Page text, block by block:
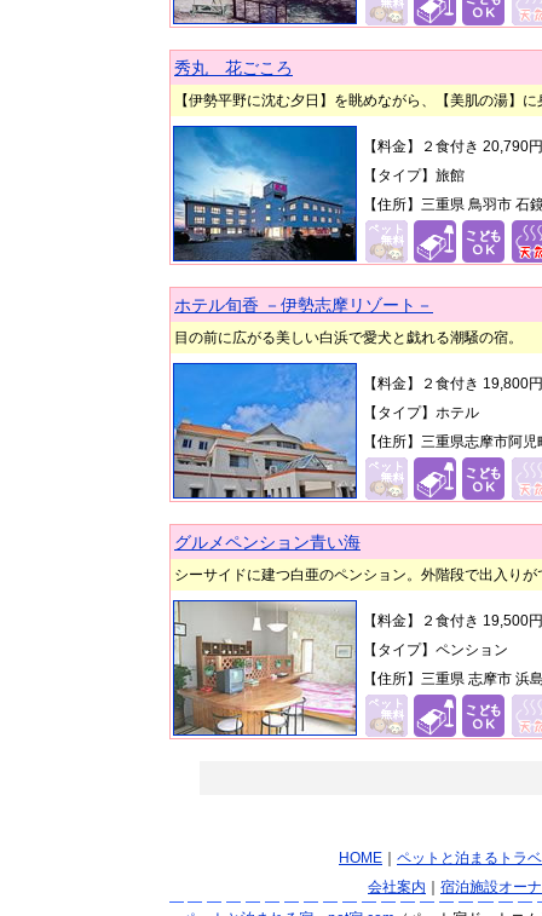
秀丸 花ごころ
【伊勢平野に沈む夕日】を眺めながら、【美肌の湯】
【料金】２食付き 20,790
【タイプ】旅館
【住所】三重県 鳥羽市 石
ホテル旬香 －伊勢志摩リゾート－
目の前に広がる美しい白浜で愛犬と戯れる潮騒の宿。
【料金】２食付き 19,800
【タイプ】ホテル
【住所】三重県志摩市阿
グルメペンション青い海
シーサイドに建つ白亜のペンション。外階段で出入り
【料金】２食付き 19,500
【タイプ】ペンション
【住所】三重県 志摩市 浜
HOME
ペットと泊まるトラ
会社案内
宿泊施設オー